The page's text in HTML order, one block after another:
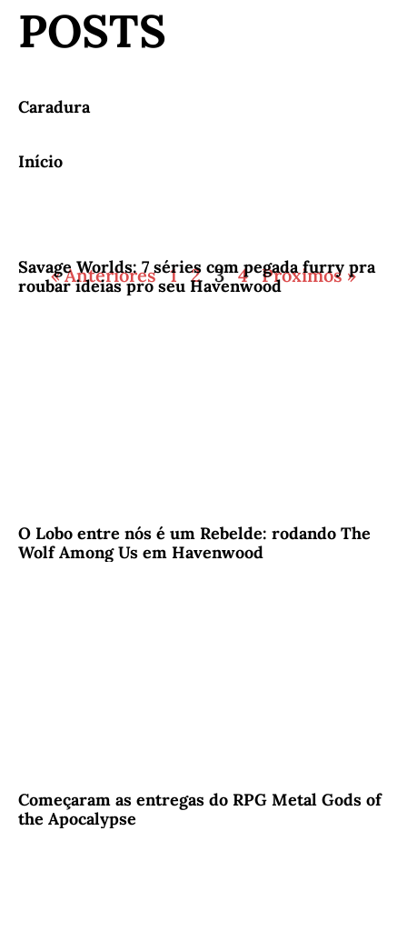
Caradura
Início
« Anteriores 1 2 3 4 Próximos »
POSTS
Savage Worlds: 7 séries com pegada furry pra
roubar ideias pro seu Havenwood
O Lobo entre nós é um Rebelde: rodando The
Wolf Among Us em Havenwood
Começaram as entregas do RPG Metal Gods of
the Apocalypse